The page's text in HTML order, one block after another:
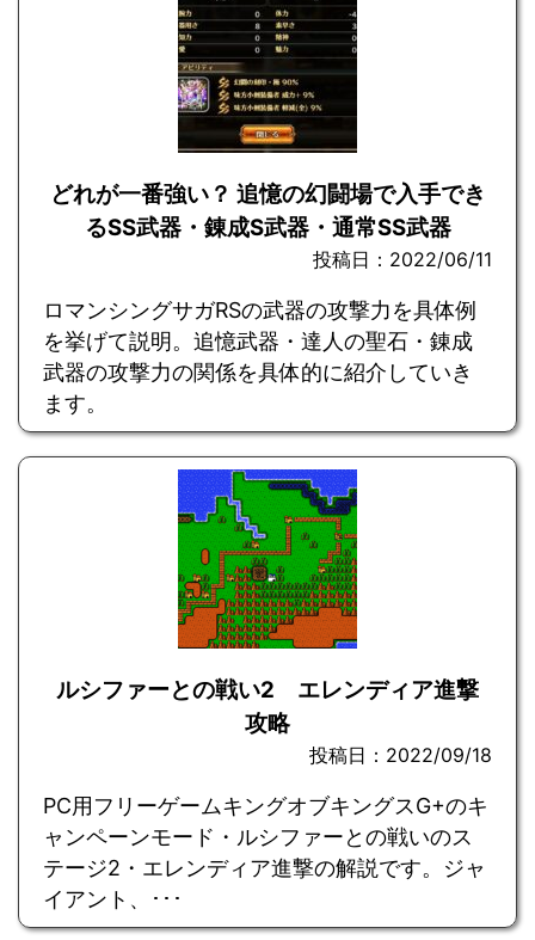
どれが一番強い？ 追憶の幻闘場で入手でき
るSS武器・錬成S武器・通常SS武器
投稿日：2022/06/11
ロマンシングサガRSの武器の攻撃力を具体例
を挙げて説明。追憶武器・達人の聖石・錬成
武器の攻撃力の関係を具体的に紹介していき
ます。
ルシファーとの戦い2 エレンディア進撃
攻略
投稿日：2022/09/18
PC用フリーゲームキングオブキングスG+のキ
ャンペーンモード・ルシファーとの戦いのス
テージ2・エレンディア進撃の解説です。ジャ
イアント、･･･